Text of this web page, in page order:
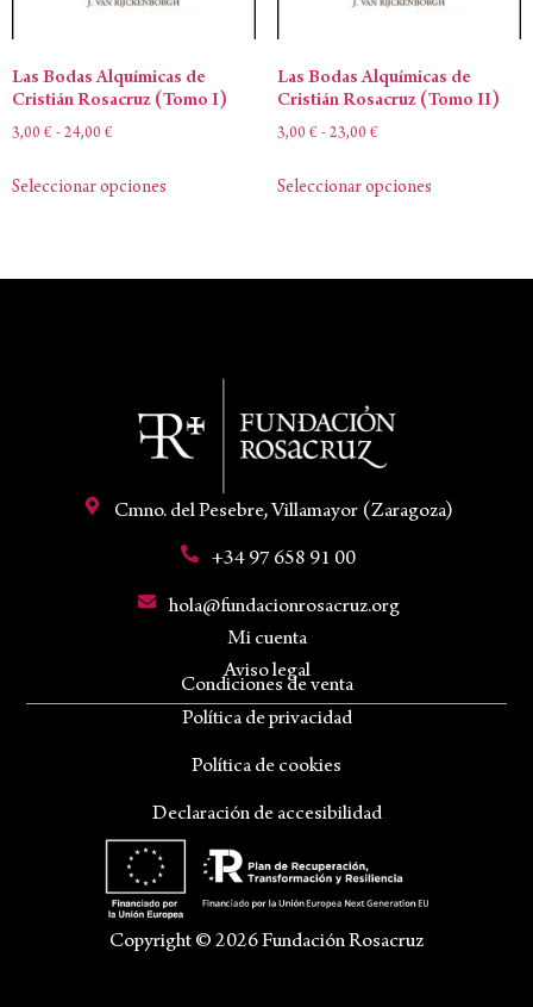
Las Bodas Alquímicas de
Cristián Rosacruz (Tomo I)
3,00 € - 24,00 €
Seleccionar opciones
Las Bodas Alquímicas de
Cristián Rosacruz (Tomo II)
3,00 € - 23,00 €
Seleccionar opciones
Cmno. del Pesebre, Villamayor (Zaragoza)
+34 97 658 91 00
hola@fundacionrosacruz.org
Mi cuenta
Condiciones de venta
Aviso legal
Política de privacidad
Política de cookies
Declaración de accesibilidad
Copyright © 2026 Fundación Rosacruz